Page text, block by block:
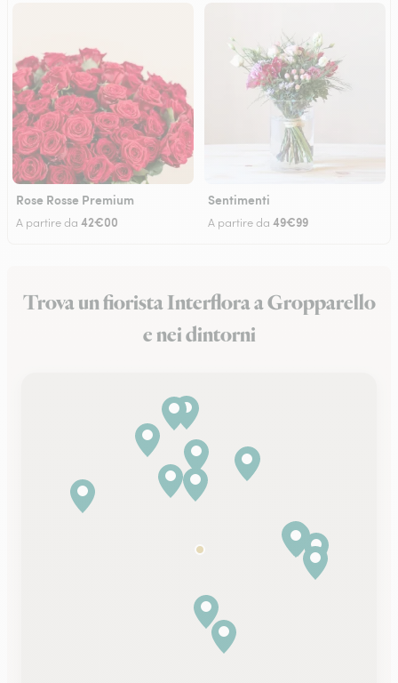
Rose Rosse Premium
A partire da 42€00
Sentimenti
A partire da 49€99
Trova un fiorista Interflora a Gropparello
e nei dintorni